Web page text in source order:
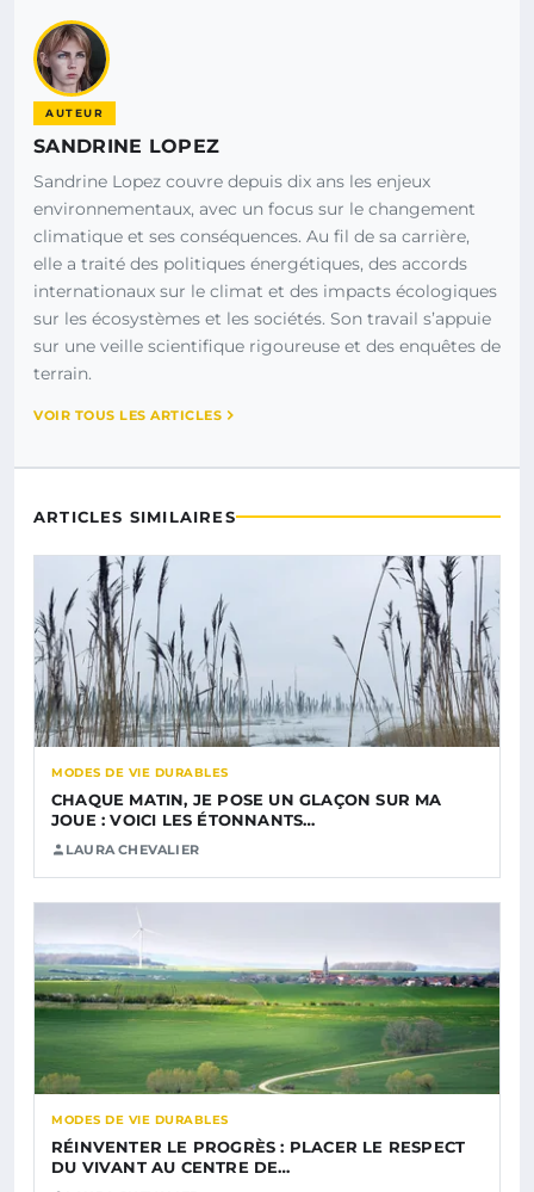
AUTEUR
SANDRINE LOPEZ
Sandrine Lopez couvre depuis dix ans les enjeux
environnementaux, avec un focus sur le changement
climatique et ses conséquences. Au fil de sa carrière,
elle a traité des politiques énergétiques, des accords
internationaux sur le climat et des impacts écologiques
sur les écosystèmes et les sociétés. Son travail s’appuie
sur une veille scientifique rigoureuse et des enquêtes de
terrain.
VOIR TOUS LES ARTICLES
ARTICLES SIMILAIRES
MODES DE VIE DURABLES
CHAQUE MATIN, JE POSE UN GLAÇON SUR MA
JOUE : VOICI LES ÉTONNANTS…
LAURA CHEVALIER
MODES DE VIE DURABLES
RÉINVENTER LE PROGRÈS : PLACER LE RESPECT
DU VIVANT AU CENTRE DE…